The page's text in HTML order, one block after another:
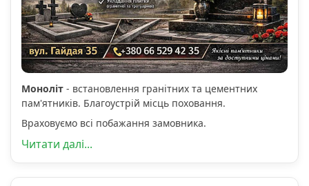
Моноліт - встановлення гранітних та цементних
пам'ятників. Благоустрій місць поховання.
Враховуємо всі побажання замовника.
Читати далі...